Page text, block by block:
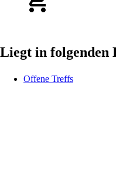
Liegt in folgenden
Offene Treffs